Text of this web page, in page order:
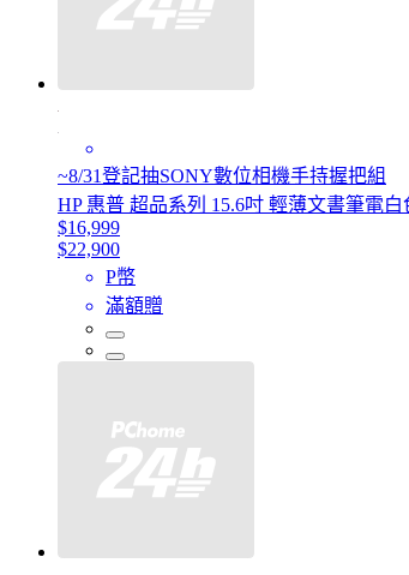
~8/31登記抽SONY數位相機手持握把組
HP 惠普 超品系列 15.6吋 輕薄文書筆電白
$16,999
$22,900
P幣
滿額贈